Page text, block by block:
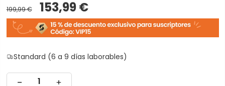
199,99 € 153,99 €
Standard (6 a 9 días laborables)